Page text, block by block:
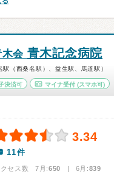
会 青木記念病院
（西桑名駅）、益生駅、馬道駅）
決済可 マイナ受付 (スマホ可)
3.34
11件
クセス数 7月:650 | 6月:839